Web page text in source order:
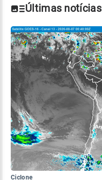
Últimas notícias
Ciclone